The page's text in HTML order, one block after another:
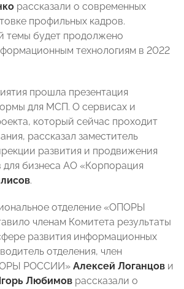
рассказали о современных
профильных кадров.
темы будет продолжено
технологиям в 2022
прошла презентация
для МСП. О сервисах и
который сейчас проходит
рассказал заместитель
развития и продвижения
для бизнеса АО «Корпорация
.
отделение «ОПОРЫ
членам Комитета результаты
развития информационных
отделения, член
РОССИИ» Алексей Логанцов и
Любимов рассказали о